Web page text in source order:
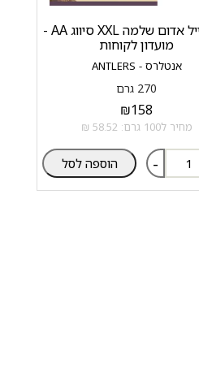
אנטלרס - ANTLERS
קרן אייל אדום שלמה XXL סיווג AA -
מועדון לקוחות
270 גרם
₪158
מחיר ל100 גרם: 58.52 ₪
- הוספה לסל